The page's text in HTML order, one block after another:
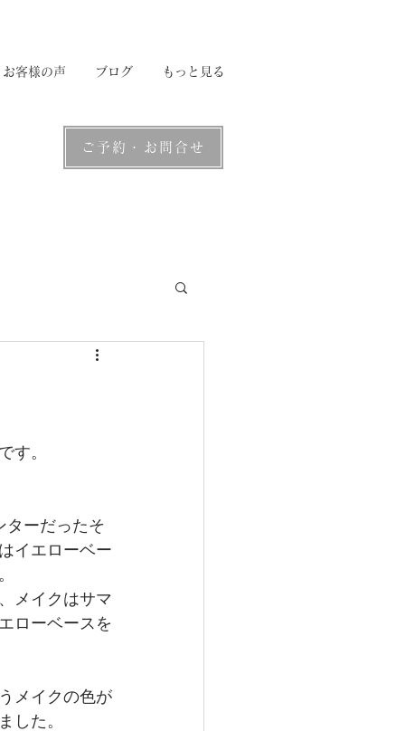
お客様の声 ブログ もっと見る
ご予約・お問合せ
す。
ターだったそ
イエローベー
メイクはサマ
ローベースを
メイクの色が
した。